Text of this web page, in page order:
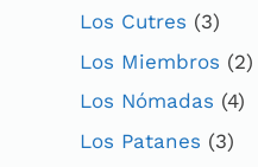
Los Cutres (3)
Los Miembros (2)
Los Nómadas (4)
Los Patanes (3)